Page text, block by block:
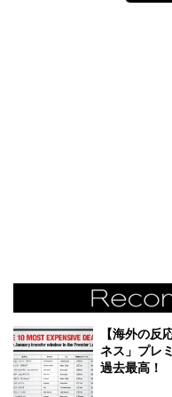
【海外の反
ネス」プレ
過去最高！